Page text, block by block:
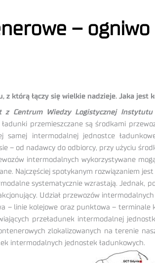
–
z którą łączy się wielkie nadzieje. Jaka jest
z Centrum Wiedzy Logistycznej
przemieszczane są środkami
intermodalnej jednostce
– od nadawcy do odbiorcy, przy użyciu
intermodalnych wykorzystywane
Najczęściej spotykanym rozwiązaniem
systematycznie wzrastają. Jednak,
Udział przewozów
– linie kolejowe oraz punktowa –
przeładunek intermodalnej
zlokalizowanych na terenie
intermodalnych jednostek ładunkowych.